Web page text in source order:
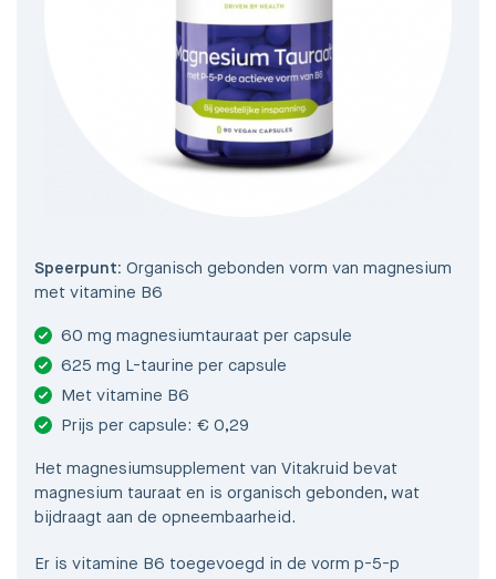
Speerpunt: Organisch gebonden vorm van magnesium
met vitamine B6
60 mg magnesiumtauraat per capsule
625 mg L-taurine per capsule
Met vitamine B6
Prijs per capsule: € 0,29
Het magnesiumsupplement van Vitakruid bevat
magnesium tauraat en is organisch gebonden, wat
bijdraagt aan de opneembaarheid.
Er is vitamine B6 toegevoegd in de vorm p-5-p